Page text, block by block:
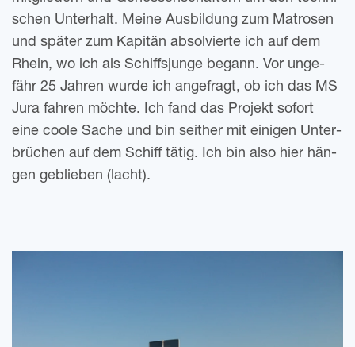
schen Unter­halt. Meine Aus­bil­dung zum Matro­sen
und spä­ter zum Kapi­tän absol­vier­te ich auf dem
Rhein, wo ich als Schiffs­jun­ge begann. Vor unge­
fähr 25 Jah­ren wurde ich ange­fragt, ob ich das MS
Jura fah­ren möch­te. Ich fand das Pro­jekt sofort
eine coole Sache und bin seit­her mit eini­gen Unter­
brü­chen auf dem Schiff tätig. Ich bin also hier hän­
gen geblie­ben (lacht).